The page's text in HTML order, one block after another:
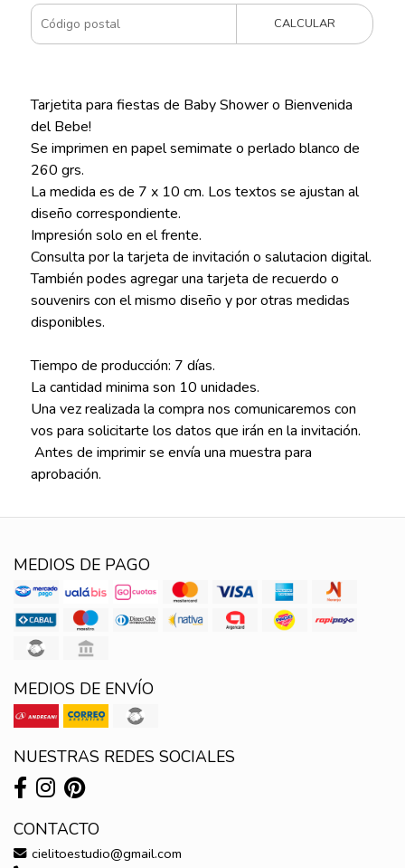
CALCULAR
Tarjetita para fiestas de Baby Shower o Bienvenida
del Bebe!
Se imprimen en papel semimate o perlado blanco de
260 grs.
La medida es de 7 x 10 cm. Los textos se ajustan al
diseño correspondiente.
Impresión solo en el frente.
Consulta por la tarjeta de invitación o salutacion digital.
También podes agregar una tarjeta de recuerdo o
souvenirs con el mismo diseño y por otras medidas
disponibles.
Tiempo de producción: 7 días.
La cantidad minima son 10 unidades.
Una vez realizada la compra nos comunicaremos con
vos para solicitarte los datos que irán en la invitación.
Antes de imprimir se envía una muestra para
aprobación.
MEDIOS DE PAGO
MEDIOS DE ENVÍO
NUESTRAS REDES SOCIALES
CONTACTO
cielitoestudio@gmail.com